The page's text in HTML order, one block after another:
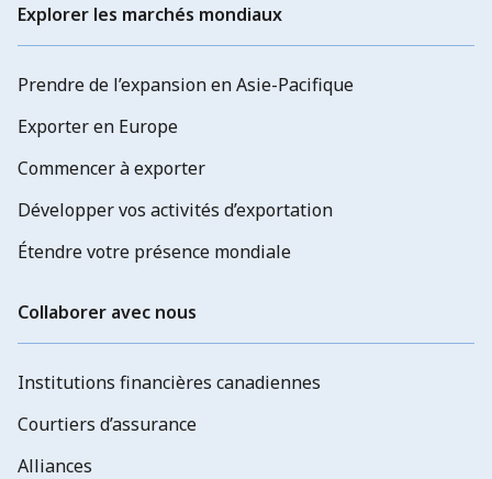
Explorer les marchés mondiaux
Prendre de l’expansion en Asie-Pacifique
Exporter en Europe
Commencer à exporter
Développer vos activités d’exportation
Étendre votre présence mondiale
Collaborer avec nous
Institutions financières canadiennes
Courtiers d’assurance
Alliances